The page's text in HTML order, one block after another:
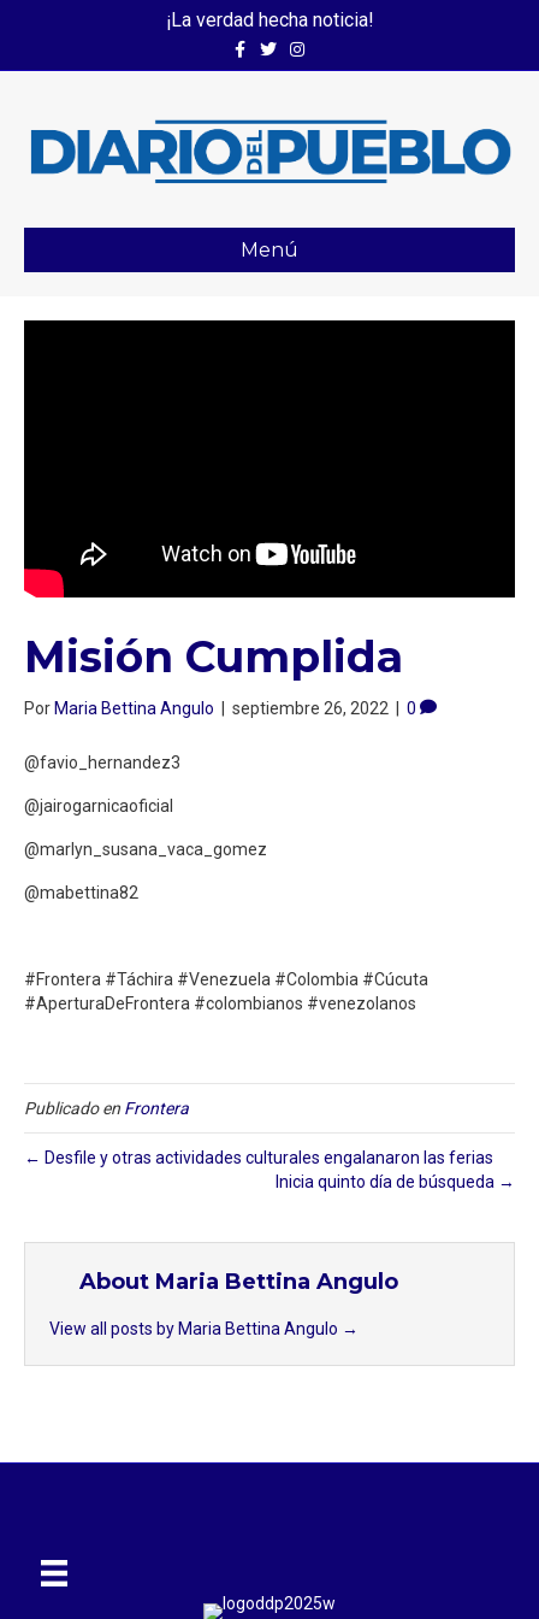
¡La verdad hecha noticia!
FacebookTwitterInstagram
Menú
Misión Cumplida
Por Maria Bettina Angulo septiembre 26, 2022 0
@favio_hernandez3
@jairogarnicaoficial
@marlyn_susana_vaca_gomez
@mabettina82
#Frontera #Táchira #Venezuela #Colombia #Cúcuta
#AperturaDeFrontera #colombianos #venezolanos
Publicado en Frontera
← Desfile y otras actividades culturales engalanaron las ferias
Inicia quinto día de búsqueda⁣ →
About Maria Bettina Angulo
View all posts by Maria Bettina Angulo →